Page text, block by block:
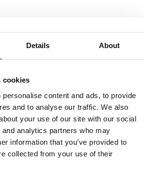
Details About
cookies
content and ads, to provide
and to analyse our traffic. We also
your use of our site with our social
analytics partners who may
information that you’ve provided to
collected from your use of their
KOMPRESYJNE SHAPES
30 dni:
L XL
MNIE O DOSTĘPNOŚCI